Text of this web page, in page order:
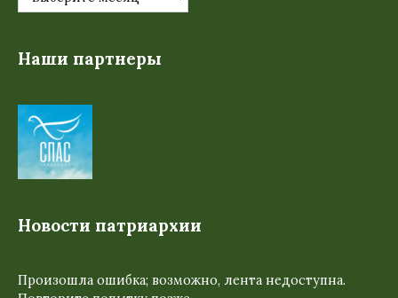
Наши партнеры
Новости патриархии
Произошла ошибка; возможно, лента недоступна.